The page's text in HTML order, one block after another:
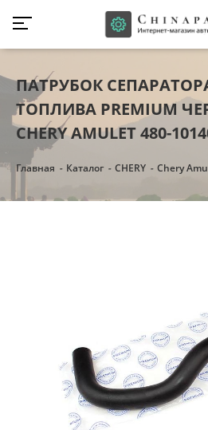
ПАТРУБОК
ТОПЛИВА PREMIUM
CHERY AMULET 480-
Главная Каталог CHERY Chery